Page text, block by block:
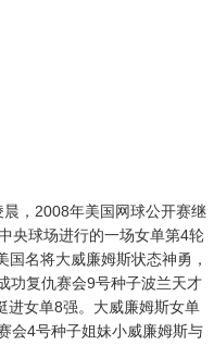
，2008年美国网球公开赛继
央球场进行的一场女单第4轮
国名将大威廉姆斯状态神勇，
功复仇赛会9号种子波兰天才
进女单8强。大威廉姆斯女单
会4号种子姐妹小威廉姆斯与